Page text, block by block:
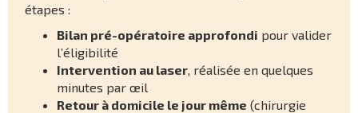
étapes :
Bilan pré-opératoire approfondi pour valider
l’éligibilité
Intervention au laser , réalisée en quelques
minutes par œil
Retour à domicile le jour même (chirurgie